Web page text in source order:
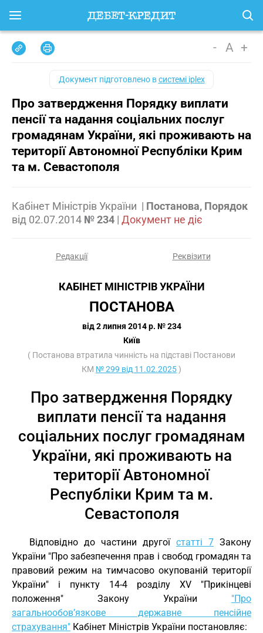
- A +
Документ підготовлено всистемі iplex
Про затвердження Порядку виплати
пенсії та надання соціальних послуг
громадянам України, які проживають на
території Автономної Республіки Крим
та м. Севастополя
Кабінет Міністрів України | Постанова, Порядок
від 02.07.2014 № 234 | Документ не діє
Редакції Реквізити
КАБІНЕТ МІНІСТРІВ УКРАЇНИ
ПОСТАНОВА
від 2 липня 2014 р. № 234
Київ
( Постанова втратила чинність на підставі Постанови
КМ № 299 від 11.02.2025)
Про затвердження Порядку
виплати пенсії та надання
соціальних послуг громадянам
України, які проживають на
території Автономної
Республіки Крим та м.
Севастополя
Відповідно до частини другої статті 7 Закону
України "Про забезпечення прав і свобод громадян та
правовий режим на тимчасово окупованій території
України" і пункту 14-4 розділу XV "Прикінцеві
положення" Закону України "Про
загальнообов’язкове державне пенсійне
страхування" Кабінет Міністрів України постановляє: